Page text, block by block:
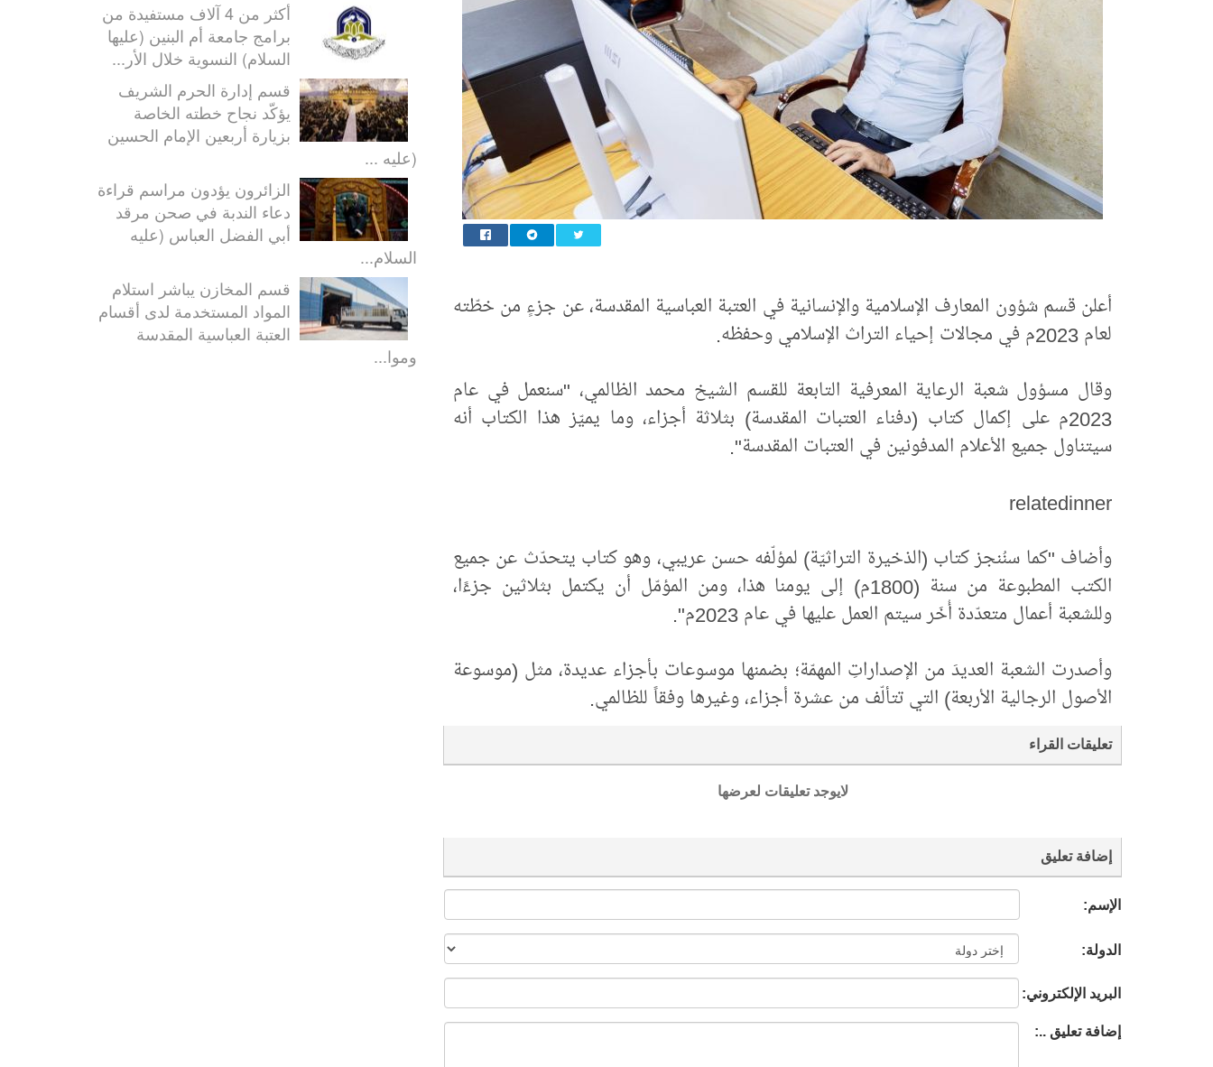
أعلن قسم شؤون المعارف الإسلامية والإنسانية في العتبة العباسية المقدسة، عن جزءٍ من خطّته
لعام 2023م في مجالات إحياء التراث الإسلامي وحفظه.
وقال مسؤول شعبة الرعاية المعرفية التابعة للقسم الشيخ محمد الظالمي، "سنعمل في عام
2023م على إكمال كتاب (دفناء العتبات المقدسة) بثلاثة أجزاء، وما يميّز هذا الكتاب أنه
سيتناول جميع الأعلام المدفونين في العتبات المقدسة".
relatedinner
وأضاف "كما سنُنجز كتاب (الذخيرة التراثيّة) لمؤلّفه حسن عريبي، وهو كتاب يتحدّث عن جميع
الكتب المطبوعة من سنة (1800م) إلى يومنا هذا، ومن المؤمّل أن يكتمل بثلاثين جزءًا،
وللشعبة أعمال متعدّدة أُخَر سيتم العمل عليها في عام 2023م".
وأصدرت الشعبة العديدَ من الإصداراتِ المهمّة؛ بضمنها موسوعات بأجزاء عديدة، مثل (موسوعة
الأصول الرجالية الأربعة) التي تتألّف من عشرة أجزاء، وغيرها وفقاً للظالمي.
تعليقات القراء
لايوجد تعليقات لعرضها
إضافة تعليق
الإسم:
الدولة:
البريد الإلكتروني:
إضافة تعليق ..:
أكثر من 4 آلاف مستفيدة من
برامج جامعة أم البنين (عليها
السلام) النسوية خلال الأر...
قسم إدارة الحرم الشريف
يؤكّد نجاح خطته الخاصة
بزيارة أربعين الإمام الحسين
(عليه ...
الزائرون يؤدون مراسم قراءة
دعاء الندبة في صحن مرقد
أبي الفضل العباس (عليه
السلام...
قسم المخازن يباشر استلام
المواد المستخدمة لدى أقسام
العتبة العباسية المقدسة
وموا...